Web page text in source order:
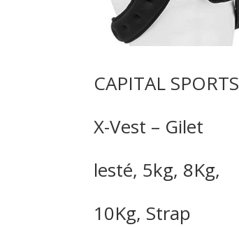
CAPITAL SPORTS
X-Vest – Gilet
lesté, 5kg, 8Kg,
10Kg, Strap